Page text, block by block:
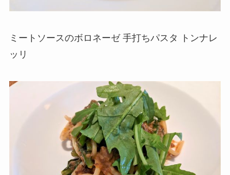
ミートソースのボロネーゼ 手打ちパスタ トンナレ
ッリ